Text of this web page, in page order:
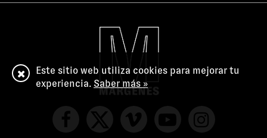
Este sitio web utiliza cookies para mejorar tu
experiencia. Saber más »